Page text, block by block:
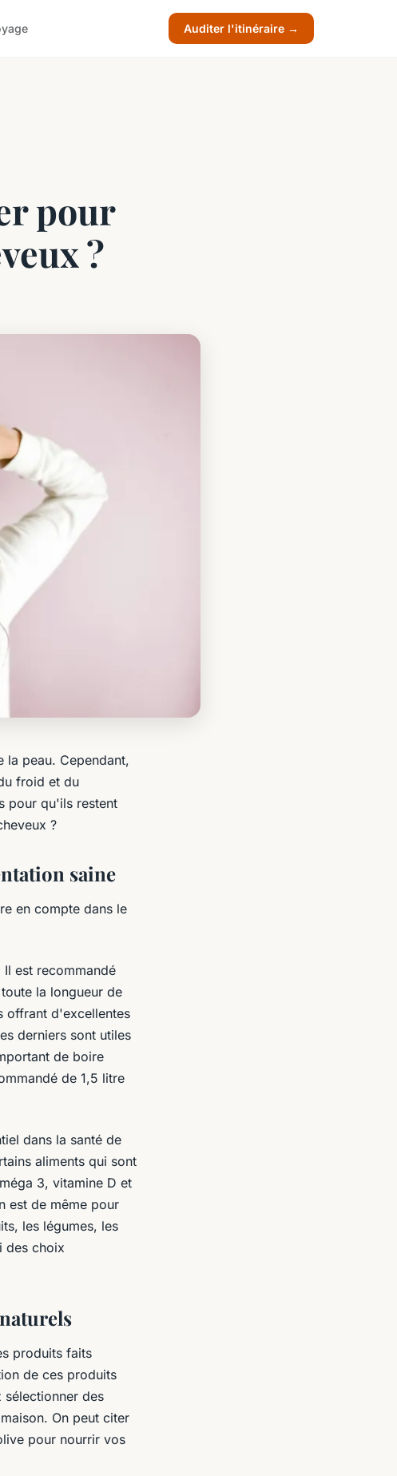
Auditer l'itinéraire →
pour
?
la peau. Cependant,
froid et du
pour qu'ils restent
?
saine
en compte dans le
est recommandé
la longueur de
offrant d'excellentes
derniers sont utiles
de boire
de 1,5 litre
dans la santé de
aliments qui sont
3, vitamine D et
est de même pour
les légumes, les
des choix
produits faits
de ces produits
des
On peut citer
pour nourrir vos